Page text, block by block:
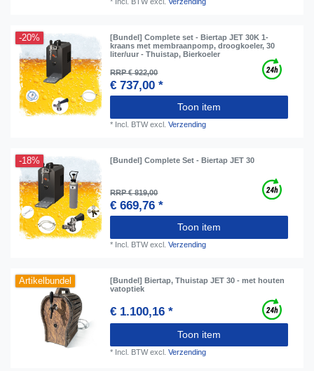
-20%
[Bundel] Complete set - Biertap JET 30K 1-
kraans met membraanpomp, droogkoeler, 30
liter/uur - Thuistap, Bierkoeler
RRP € 922,00
€ 737,00 *
Toon item
* Incl. BTWexcl.Verzending
-18% [Bundel] Complete Set - Biertap JET 30
RRP € 819,00
€ 669,76 *
Toon item
* Incl. BTWexcl.Verzending
Artikelbundel
[Bundel] Biertap, Thuistap JET 30 - met houten
vatoptiek
€ 1.100,16 *
Toon item
* Incl. BTWexcl.Verzending